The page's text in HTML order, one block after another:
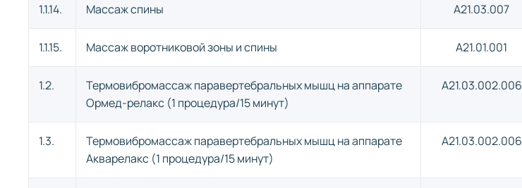
1.1.14. Массаж спины A21.03.007
1.1.15. Массаж воротниковой зоны и спины A21.01.001
1.2.
Термовибромассаж паравертебральных мышц на аппарате
Ормед-релакс (1 процедура/15 минут)
A21.03.002.006
1.3.
Термовибромассаж паравертебральных мышц на аппарате
Акварелакс (1 процедура/15 минут)
A21.03.002.006